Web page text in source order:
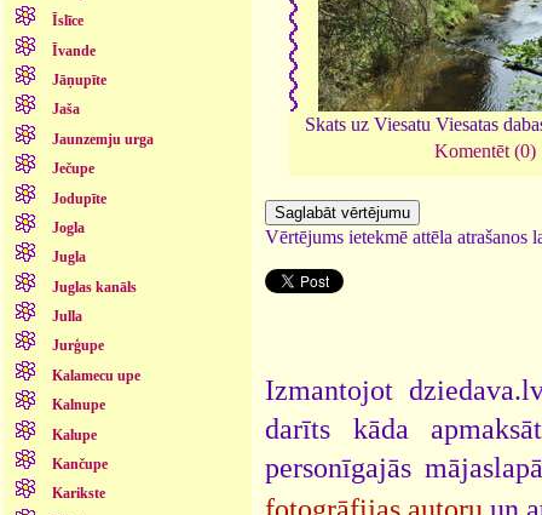
Īslīce
Īvande
Jāņupīte
Jaša
Jaunzemju urga
Ječupe
Jodupīte
Jogla
Jugla
Juglas kanāls
Julla
Jurģupe
Kalamecu upe
Kalnupe
Kalupe
Kančupe
Karikste
Skats uz Viesatu Viesatas
Komentēt (0)
Vērtējums ietekmē attēla atrašanos
Izmantojot
darīts kāda
personīgajās
fotogrāfijas autoru un